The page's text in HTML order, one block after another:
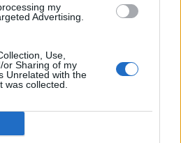
my
Advertising.
Use,
or Sharing of my
Unrelated with the
was collected.
χρηματοοικονομικός